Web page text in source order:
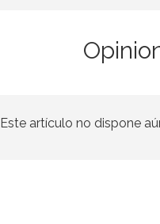
Este artículo no dispone